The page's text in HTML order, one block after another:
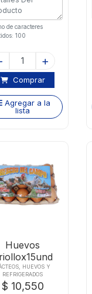
de caracteres
100
Comprar
Agregar a la
lista
Huevos
HUEVOS Y
REFRIGERADOS
$ 10,550